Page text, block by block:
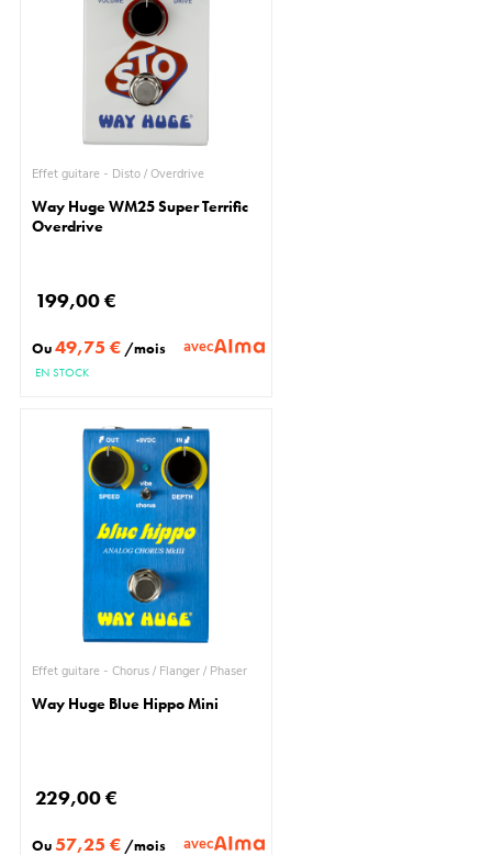
Effet guitare - Disto / Overdrive
Way Huge WM25 Super Terrific
Overdrive
199,00 €
Ou49,75 € /mois avec
EN STOCK
Effet guitare - Chorus / Flanger / Phaser
Way Huge Blue Hippo Mini
229,00 €
Ou57,25 € /mois avec